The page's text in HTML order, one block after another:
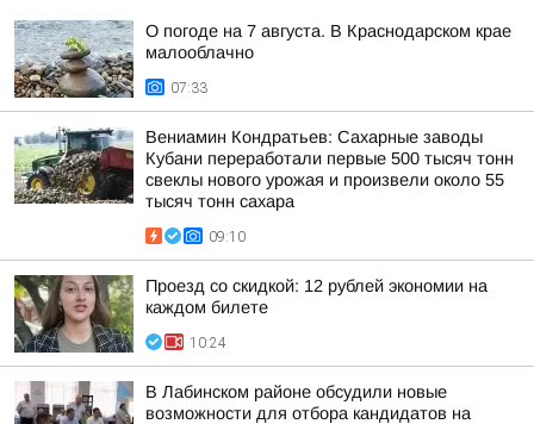
О погоде на 7 августа. В Краснодарском крае
малооблачно
07:33
Вениамин Кондратьев: Сахарные заводы
Кубани переработали первые 500 тысяч тонн
свеклы нового урожая и произвели около 55
тысяч тонн сахара
09:10
Проезд со скидкой: 12 рублей экономии на
каждом билете
10:24
В Лабинском районе обсудили новые
возможности для отбора кандидатов на